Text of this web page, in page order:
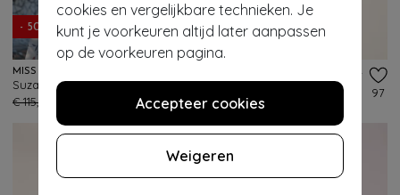
cookies en vergelijkbare technieken. Je
kunt je voorkeuren altijd later aanpassen
op de voorkeuren pagina.
Accepteer cookies
Weigeren
- 50%
MISS CANDYFLOSS
Suzanne May floral blouse in crème
€ 115,95
EXCLUSIEF
TOPVINTAGE BOUTIQUE COLLECTION
€ 55,95
97